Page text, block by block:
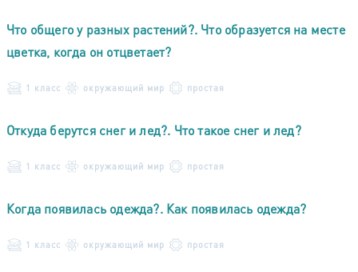
Что общего у разных растений?. Что образуется на месте
цветка, когда он отцветает?
1 класс окружающий мир простая
Откуда берутся снег и лед?. Что такое снег и лед?
1 класс окружающий мир простая
Когда появилась одежда?. Как появилась одежда?
1 класс окружающий мир простая